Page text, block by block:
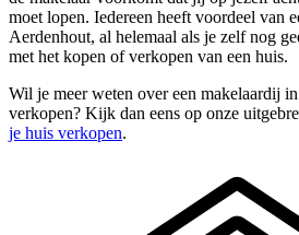
moet lopen. Iedereen heeft voordeel van
Aerdenhout, al helemaal als je zelf nog
met het kopen of verkopen van een huis.
Wil je meer weten over een makelaardij
verkopen? Kijk dan eens op onze
je huis verkopen.